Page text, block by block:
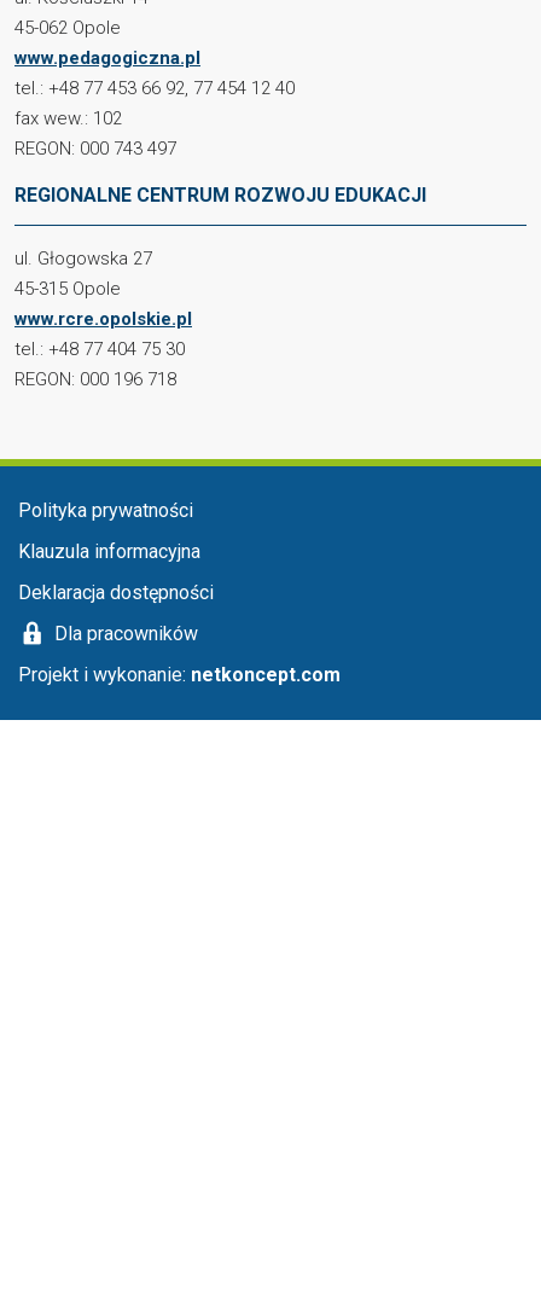
45-062 Opole
www.pedagogiczna.pl
tel.: +48 77 453 66 92, 77 454 12 40
fax wew.: 102
REGON: 000 743 497
REGIONALNE CENTRUM ROZWOJU EDUKACJI
ul. Głogowska 27
45-315 Opole
www.rcre.opolskie.pl
tel.: +48 77 404 75 30
REGON: 000 196 718
Menu stopka
Polityka prywatności
Klauzula informacyjna
Deklaracja dostępności
Dla pracowników
Projekt i wykonanie: netkoncept.com